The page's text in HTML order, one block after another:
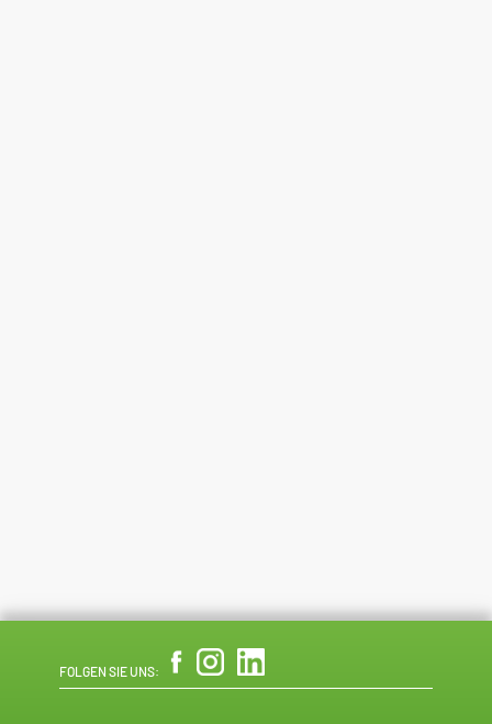
FOLGEN SIE UNS: